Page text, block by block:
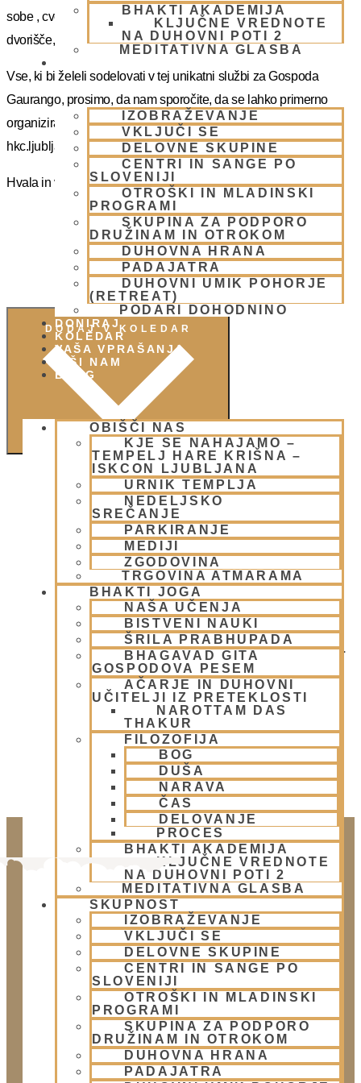
BHAKTI AKADEMIJA
KLJUČNE VREDNOTE
NA DUHOVNI POTI 2
MEDITATIVNA GLASBA
IZOBRAŽEVANJE
VKLJUČI SE
DELOVNE SKUPINE
CENTRI IN SANGE PO
SLOVENIJI
OTROŠKI IN MLADINSKI
PROGRAMI
SKUPINA ZA PODPORO
DRUŽINAM IN OTROKOM
DUHOVNA HRANA
PADAJATRA
DUHOVNI UMIK POHORJE
(RETREAT)
PODARI DOHODNINO
DONIRAJ
KOLEDAR
VAŠA VPRAŠANJA
PIŠI NAM
BLOG
OBIŠČI NAS
KJE SE NAHAJAMO –
TEMPELJ HARE KRIŠNA –
ISKCON LJUBLJANA
URNIK TEMPLJA
NEDELJSKO
SREČANJE
PARKIRANJE
MEDIJI
ZGODOVINA
TRGOVINA ATMARAMA
BHAKTI JOGA
NAŠA UČENJA
BISTVENI NAUKI
ŠRILA PRABHUPADA
BHAGAVAD GITA
GOSPODOVA PESEM
AČARJE IN DUHOVNI
UČITELJI IZ PRETEKLOSTI
NAROTTAM DAS
THAKUR
FILOZOFIJA
BOG
DUŠA
NARAVA
ČAS
DELOVANJE
PROCES
BHAKTI AKADEMIJA
KLJUČNE VREDNOTE
NA DUHOVNI POTI 2
MEDITATIVNA GLASBA
SKUPNOST
IZOBRAŽEVANJE
VKLJUČI SE
DELOVNE SKUPINE
CENTRI IN SANGE PO
SLOVENIJI
OTROŠKI IN MLADINSKI
PROGRAMI
SKUPINA ZA PODPORO
DRUŽINAM IN OTROKOM
DUHOVNA HRANA
PADAJATRA
sobe , cvetna soba, BBT skladišče in tempeljska dvorana,
dvorišče, otroško igrišče.
Vse, ki bi želeli sodelovati v tej unikatni službi za Gospoda
Gaurango, prosimo, da nam sporočite, da se lahko primerno
organiziramo. Za dodatne informacije se lahko obrnite na
hkc.ljubljana@gmail.comali na WhatsApp (051 426800).
Hvala in vljudno vabljeni!
OBISK IN
PREDAVANJE N.S. Bhakti Anande Tirthe Swamija.
OGNJENO ŽRTVOVANJE - NARASIMHA JAGJA -
VSAKO SOBOTO
Klikni gumb spodaj.
Doniraj
Obišči nas